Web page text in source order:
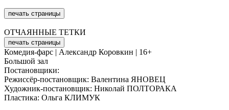
печать страницы
ОТЧАЯННЫЕ ТЕТКИ
печать страницы
Комедия-фарс | Александр Коровкин | 16+
Большой зал
Постановщики:
Режиссёр-постановщик: Валентина ЯНОВЕЦ
Художник-постановщик: Николай ПОЛТОРАКА
Пластика: Ольга КЛИМУК